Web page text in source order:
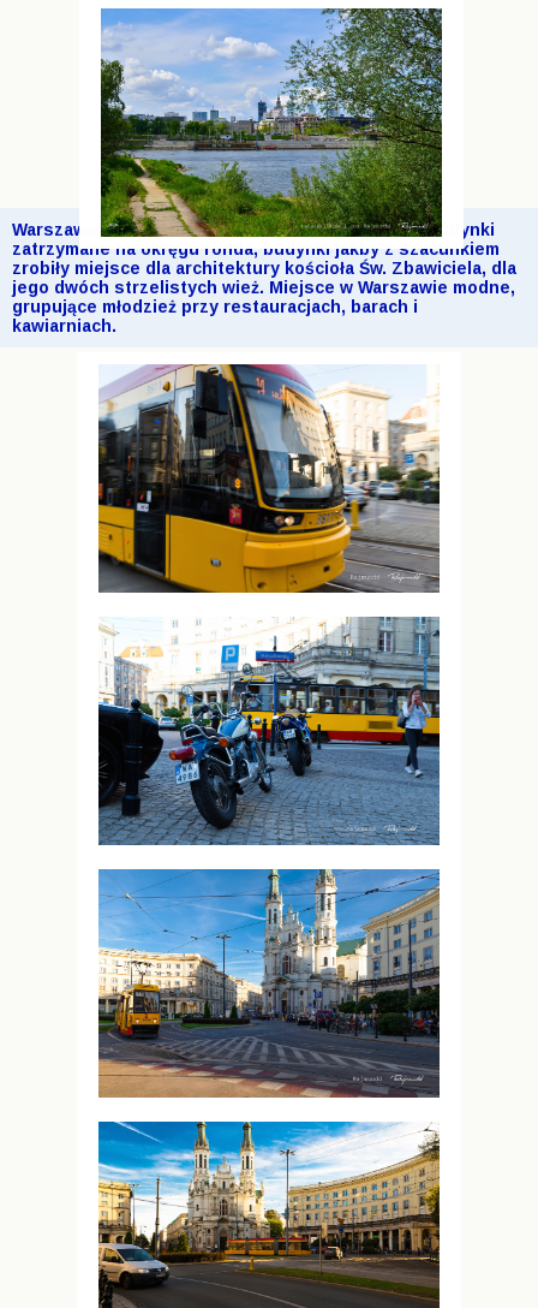
Warszawski Plac Zbawiciela otoczony jest przez budynki
zatrzymane na okręgu ronda, budynki jakby z szacunkiem
zrobiły miejsce dla architektury kościoła Św. Zbawiciela, dla
jego dwóch strzelistych wież. Miejsce w Warszawie modne,
grupujące młodzież przy restauracjach, barach i
kawiarniach.